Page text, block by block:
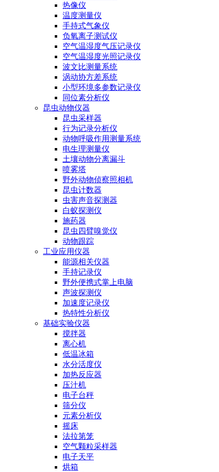
热像仪
温度测量仪
手持式气象仪
负氧离子测试仪
空气温湿度气压记录仪
空气温湿度光照记录仪
波文比测量系统
涡动协方差系统
小型环境多参数记录仪
同位素分析仪
昆虫动物仪器
昆虫采样器
行为记录分析仪
动物呼吸作用测量系统
电生理测量仪
土壤动物分离漏斗
喷雾塔
野外动物侦察照相机
昆虫计数器
虫害声音探测器
白蚁探测仪
施药器
昆虫四臂嗅觉仪
动物跟踪
工业应用仪器
能源相关仪器
手持记录仪
野外便携式掌上电脑
声波探测仪
加速度记录仪
热特性分析仪
基础实验仪器
搅拌器
离心机
低温冰箱
水分活度仪
加热反应器
压汁机
电子台秤
筛分仪
元素分析仪
摇床
法拉第笼
空气颗粒采样器
电子天平
烘箱